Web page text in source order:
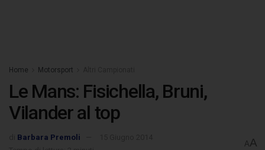
Home Motorsport
Le Mans: Fisichella, Bruni,
Vilander al top
Barbara Premoli
AA